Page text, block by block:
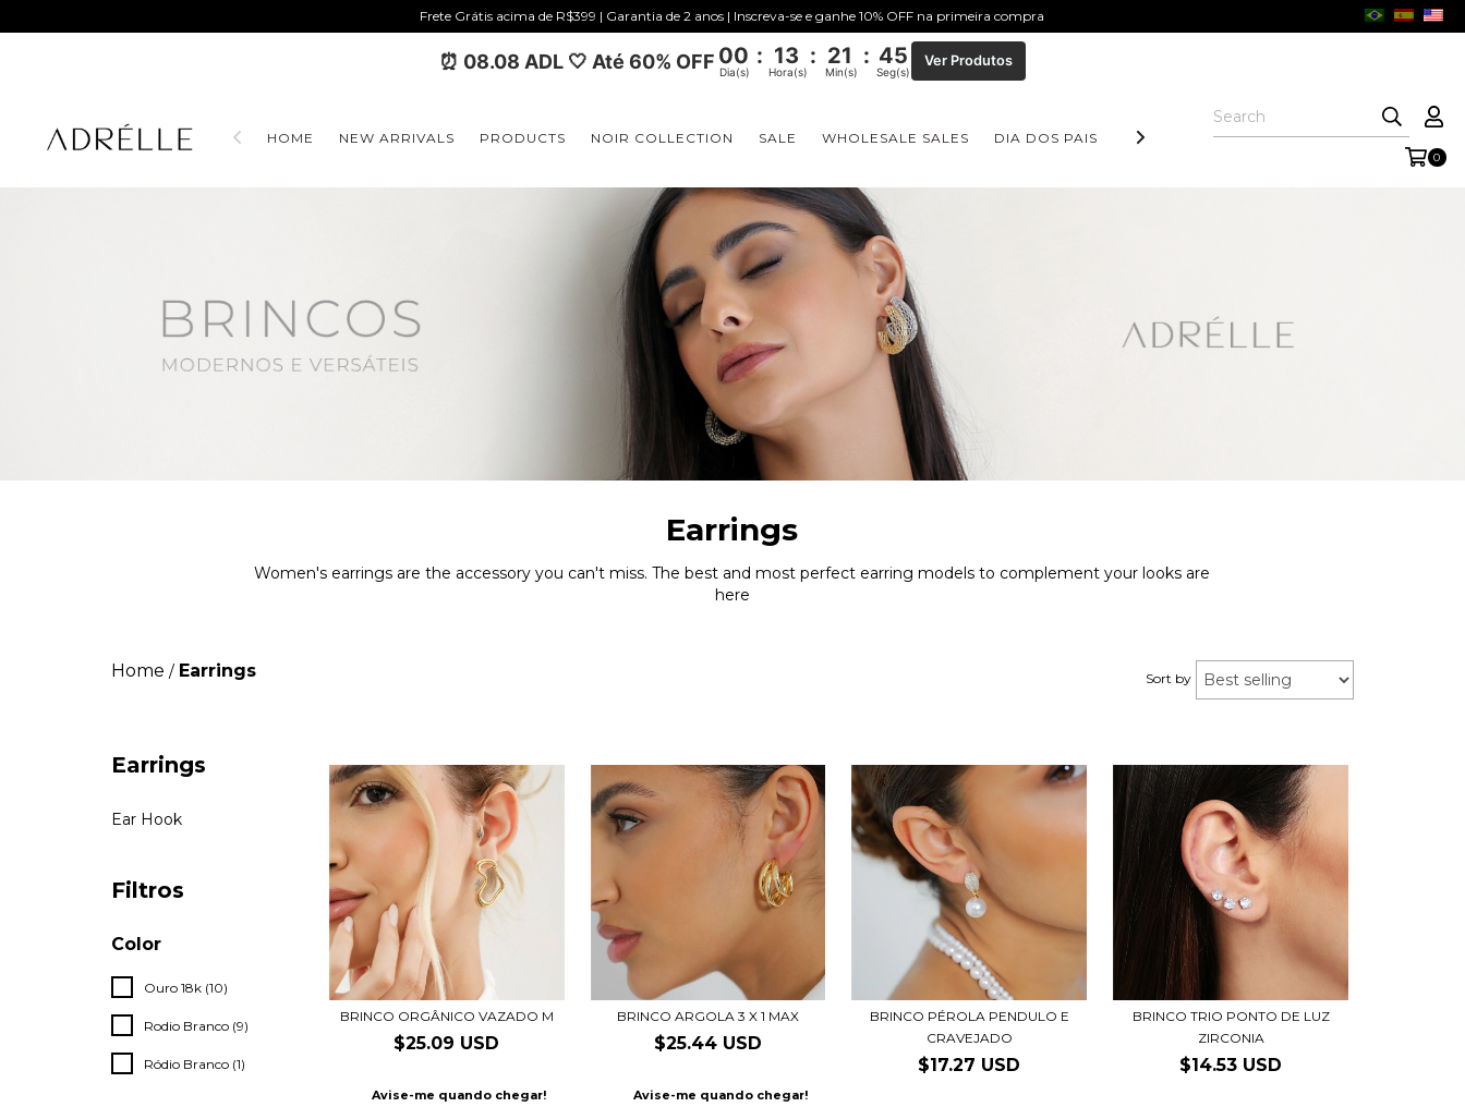
Frete Grátis acima de R$399 | Garantia de 2 anos | Inscreva-se e ganhe 10% OFF na primeira compra
⏰ 08.08 ADL 🤍 Até 60% OFF 00 : 13 : 21 : 44
Dia(s) Hora(s) Min(s) Seg(s)
Ver Produtos
HOME NEW ARRIVALS PRODUCTS NOIR COLLECTION SALE WHOLESALE SALES DIA DOS PAIS COLEÇÃO AURORA FORM COLLECTION
0
Earrings
Women's earrings are the accessory you can't miss. The best and most perfect earring models to complement your looks are
here
Home / Earrings Sort by
Earrings
Ear Hook
Filtros
Color
Ouro 18k (10)
Rodio Branco (9)
Ródio Branco (1)
BRINCO ORGÂNICO VAZADO M
$25.09 USD
Avise-me quando chegar!
BRINCO ARGOLA 3 X 1 MAX
$25.44 USD
Avise-me quando chegar!
BRINCO PÉROLA PENDULO E
CRAVEJADO
$17.27 USD
BRINCO TRIO PONTO DE LUZ
ZIRCONIA
$14.53 USD